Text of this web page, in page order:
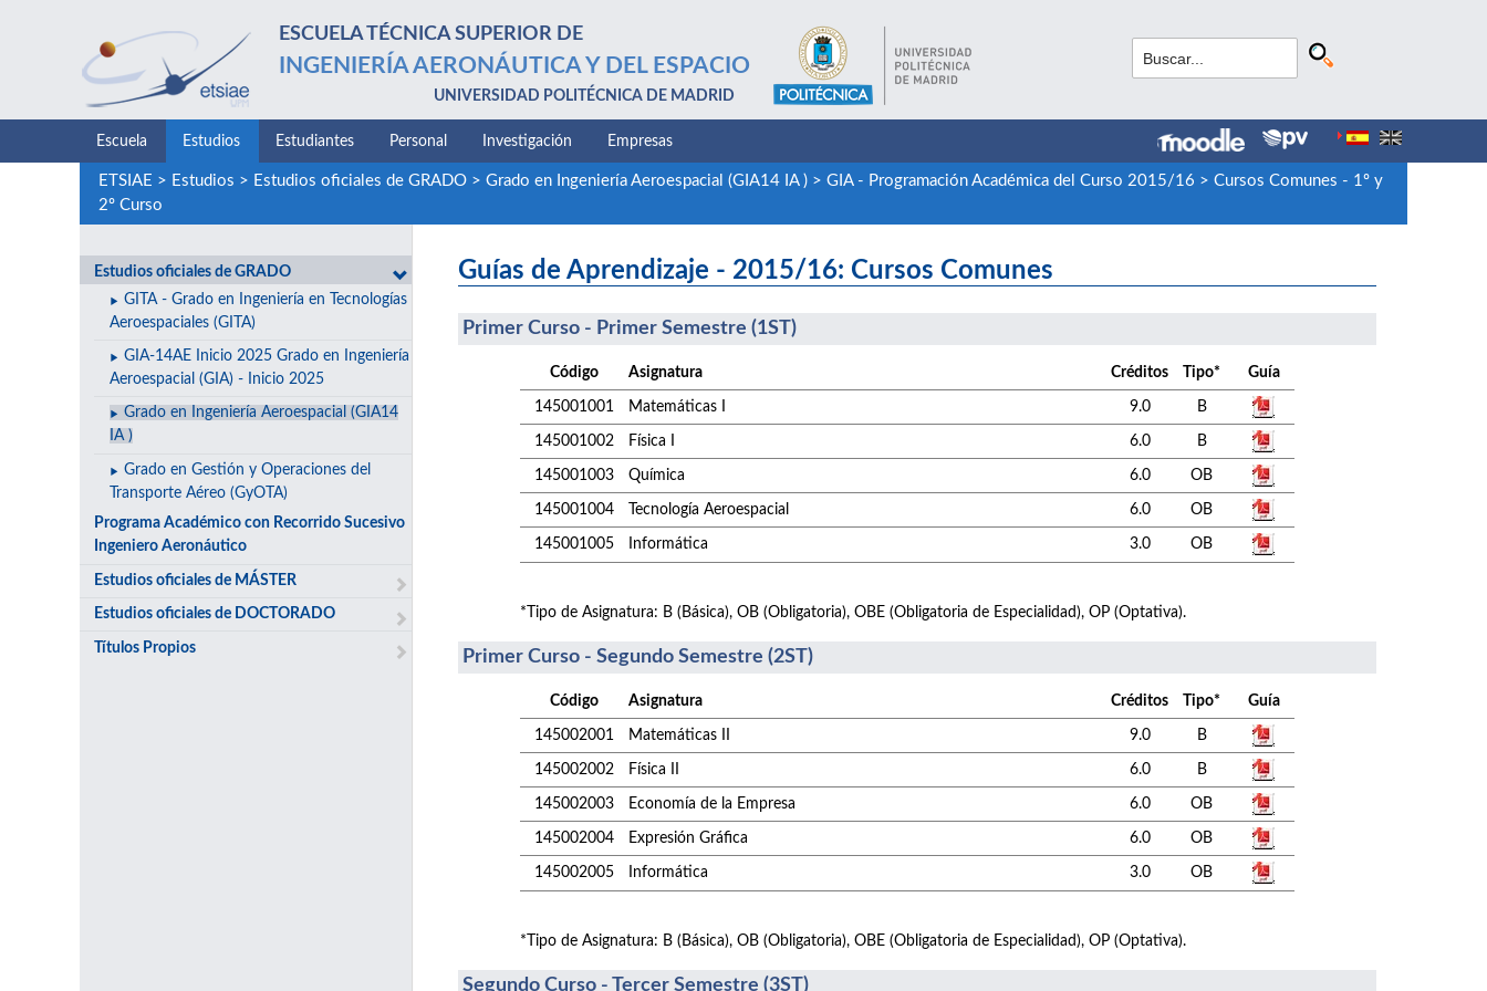
ESCUELA TÉCNICA SUPERIOR DE
INGENIERÍA AERONÁUTICA Y DEL ESPACIO
UNIVERSIDAD POLITÉCNICA DE MADRID
Escuela Estudios Estudiantes Personal Investigación Empresas
ETSIAE > Estudios > Estudios oficiales de GRADO> Grado en Ingeniería Aeroespacial (GIA14 IA )> GIA - Programación Académica del Curso 2015/16 > Cursos Comunes - 1º y
2º Curso
Estudios oficiales de GRADO
GITA - Grado en Ingeniería en Tecnologías
Aeroespaciales (GITA)
GIA-14AE Inicio 2025 Grado en Ingeniería
Aeroespacial (GIA) - Inicio 2025
Grado en Ingeniería Aeroespacial (GIA14
IA )
Grado en Gestión y Operaciones del
Transporte Aéreo (GyOTA)
Programa Académico con Recorrido Sucesivo
Ingeniero Aeronáutico
Estudios oficiales de MÁSTER
Estudios oficiales de DOCTORADO
Títulos Propios
Guías de Aprendizaje - 2015/16: Cursos Comunes
Primer Curso - Primer Semestre (1ST)
Código Asignatura Créditos Tipo* Guía
145001001 Matemáticas I 9.0 B
145001002 Física I 6.0 B
145001003 Química 6.0 OB
145001004 Tecnología Aeroespacial 6.0 OB
145001005 Informática 3.0 OB
*Tipo de Asignatura: B (Básica), OB (Obligatoria), OBE (Obligatoria de Especialidad), OP (Optativa).
Primer Curso - Segundo Semestre (2ST)
Código Asignatura Créditos Tipo* Guía
145002001 Matemáticas II 9.0 B
145002002 Física II 6.0 B
145002003 Economía de la Empresa 6.0 OB
145002004 Expresión Gráfica 6.0 OB
145002005 Informática 3.0 OB
*Tipo de Asignatura: B (Básica), OB (Obligatoria), OBE (Obligatoria de Especialidad), OP (Optativa).
Segundo Curso - Tercer Semestre (3ST)